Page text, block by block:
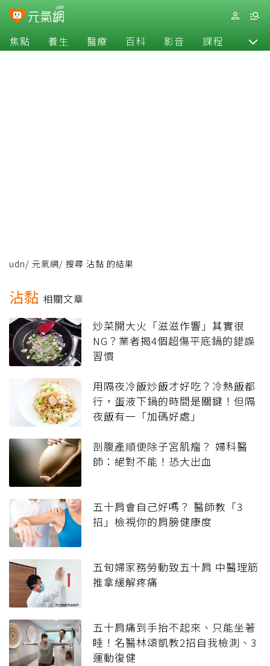
焦點 養生 醫療 百科 影音 課程 退休
udn/ 元氣網/ 搜尋 沾黏 的結果
沾黏 相關文章
炒菜開大火「滋滋作響」其實很
NG？業者揭4個超傷平底鍋的錯誤
習慣
用隔夜冷飯炒飯才好吃？冷熱飯都
行，蛋液下鍋的時間是關鍵！但隔
夜飯有一「加碼好處」
剖腹產順便除子宮肌瘤？ 婦科醫
師：絕對不能！恐大出血
五十肩會自己好嗎？ 醫師教「3
招」檢視你的肩膀健康度
五旬婦家務勞動致五十肩 中醫理筋
推拿緩解疼痛
五十肩痛到手抬不起來、只能坐著
睡！名醫林頌凱教2招自我檢測、3
運動復健